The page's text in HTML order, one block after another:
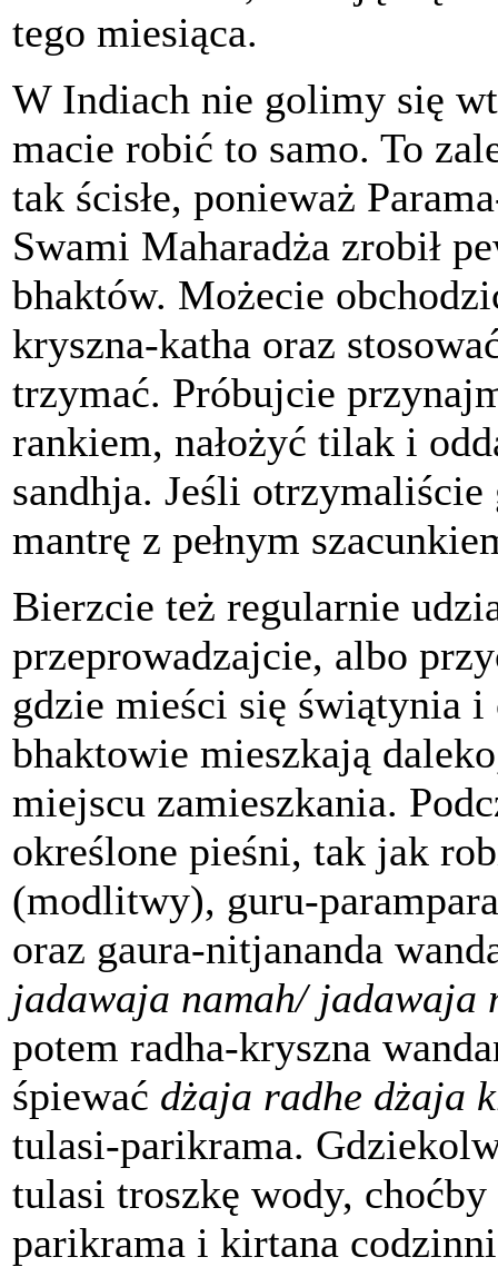
tego miesiąca.
W Indiach nie golimy się
macie robić to samo. To
tak ścisłe, ponieważ
Swami Maharadża zrobił
bhaktów. Możecie
kryszna-katha oraz
trzymać. Próbujcie
rankiem, nałożyć tilak i
sandhja. Jeśli
mantrę z pełnym
Bierzcie też regularnie
przeprowadzajcie, albo
gdzie mieści się świątynia
bhaktowie mieszkają
miejscu zamieszkania.
określone pieśni, tak jak
(modlitwy), guru-
oraz gaura-nitjananda
jadawaja namah/ jadawaja
potem radha-kryszna
śpiewać dżaja radhe dżaja
tulasi-parikrama.
tulasi troszkę wody,
parikrama i kirtana